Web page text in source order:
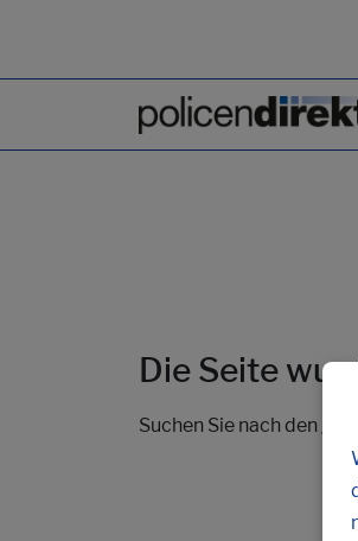
Die Seite
Suchen Sie nach den